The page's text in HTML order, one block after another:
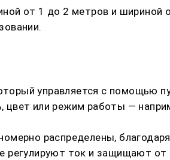
от 1 до 2 метров и шириной
управляется с помощью
цвет или режим работы —
распределены,
ток и защищают от